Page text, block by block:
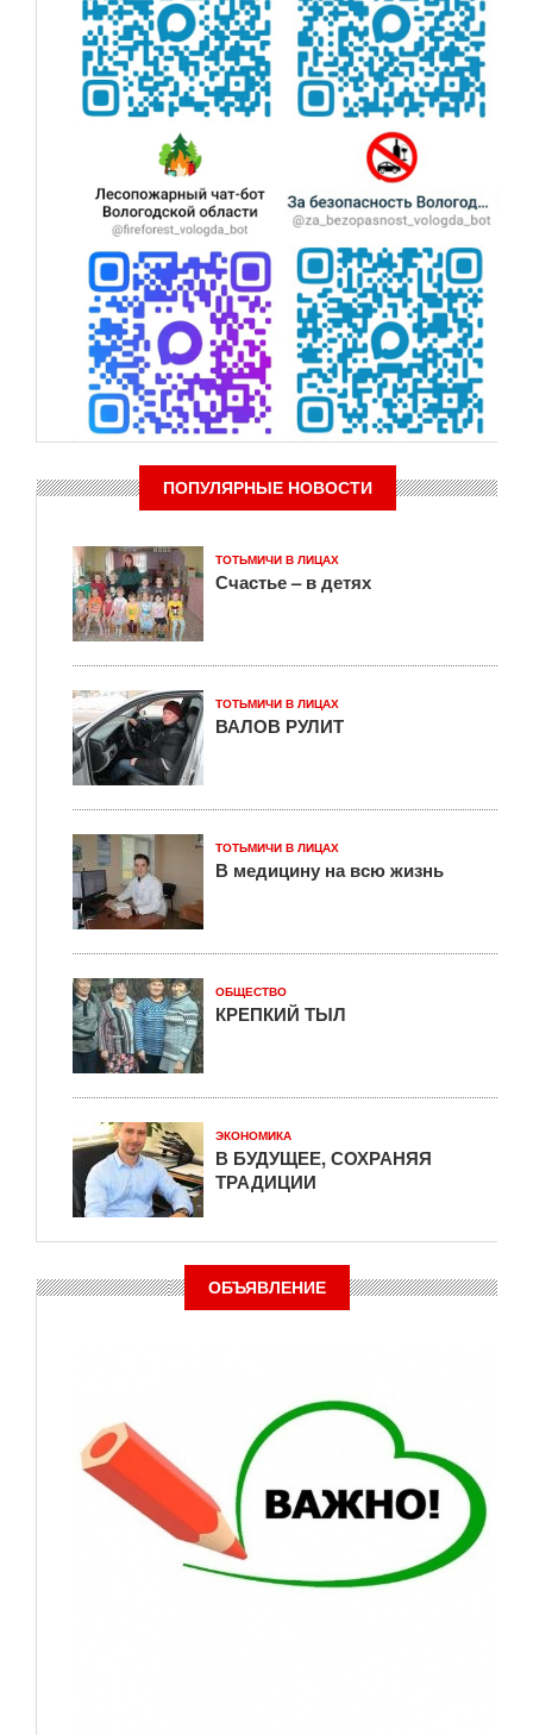
ПОПУЛЯРНЫЕ НОВОСТИ
ТОТЬМИЧИ В ЛИЦАХ
Счастье – в детях
ТОТЬМИЧИ В ЛИЦАХ
ВАЛОВ РУЛИТ
ТОТЬМИЧИ В ЛИЦАХ
В медицину на всю жизнь
ОБЩЕСТВО
КРЕПКИЙ ТЫЛ
ЭКОНОМИКА
В БУДУЩЕЕ, СОХРАНЯЯ
ТРАДИЦИИ
ОБЪЯВЛЕНИЕ